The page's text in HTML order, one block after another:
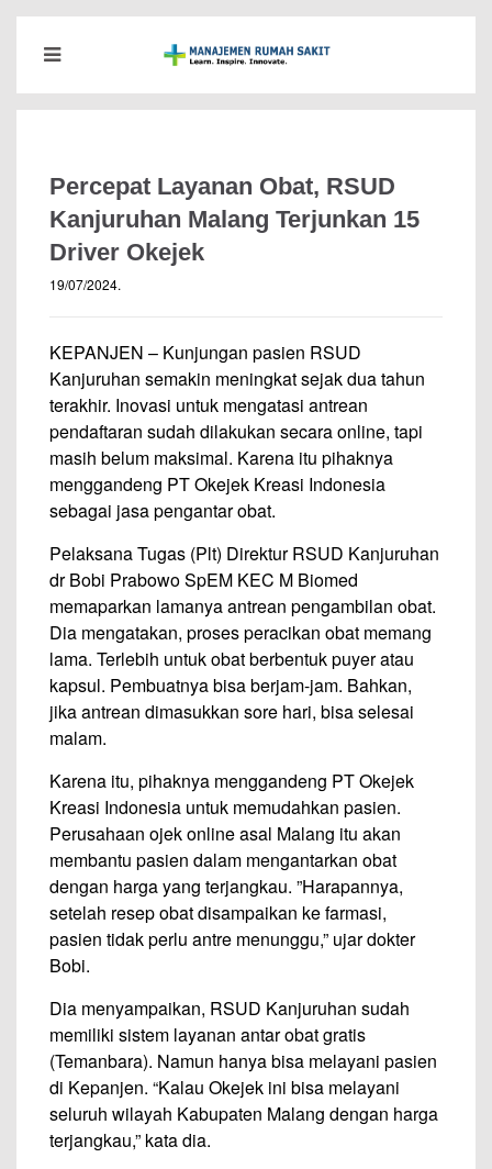
Percepat Layanan Obat, RSUD
Kanjuruhan Malang Terjunkan 15
Driver Okejek
19/07/2024.
KEPANJEN – Kunjungan pasien RSUD
Kanjuruhan semakin meningkat sejak dua tahun
terakhir. Inovasi untuk mengatasi antrean
pendaftaran sudah dilakukan secara online, tapi
masih belum maksimal. Karena itu pihaknya
menggandeng PT Okejek Kreasi Indonesia
sebagai jasa pengantar obat.
Pelaksana Tugas (Plt) Direktur RSUD Kanjuruhan
dr Bobi Prabowo SpEM KEC M Biomed
memaparkan lamanya antrean pengambilan obat.
Dia mengatakan, proses peracikan obat memang
lama. Terlebih untuk obat berbentuk puyer atau
kapsul. Pembuatnya bisa berjam-jam. Bahkan,
jika antrean dimasukkan sore hari, bisa selesai
malam.
Karena itu, pihaknya menggandeng PT Okejek
Kreasi Indonesia untuk memudahkan pasien.
Perusahaan ojek online asal Malang itu akan
membantu pasien dalam mengantarkan obat
dengan harga yang terjangkau. ”Harapannya,
setelah resep obat disampaikan ke farmasi,
pasien tidak perlu antre menunggu,” ujar dokter
Bobi.
Dia menyampaikan, RSUD Kanjuruhan sudah
memiliki sistem layanan antar obat gratis
(Temanbara). Namun hanya bisa melayani pasien
di Kepanjen. “Kalau Okejek ini bisa melayani
seluruh wilayah Kabupaten Malang dengan harga
terjangkau,” kata dia.